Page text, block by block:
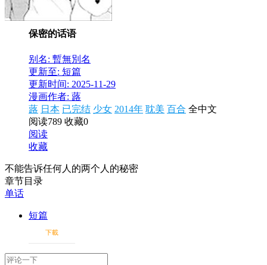
保密的话语
别名: 暫無別名
更新至: 短篇
更新时间: 2025-11-29
漫画作者: 蕗
蕗 日本 已完结 少女 2014年 耽美 百合 全中文
阅读789 收藏0
阅读
收藏
不能告诉任何人的两个人的秘密
章节目录
单话
短篇
下載